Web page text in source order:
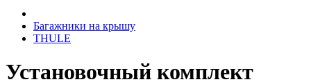
Багажники на крышу
THULE
Установочный комплект